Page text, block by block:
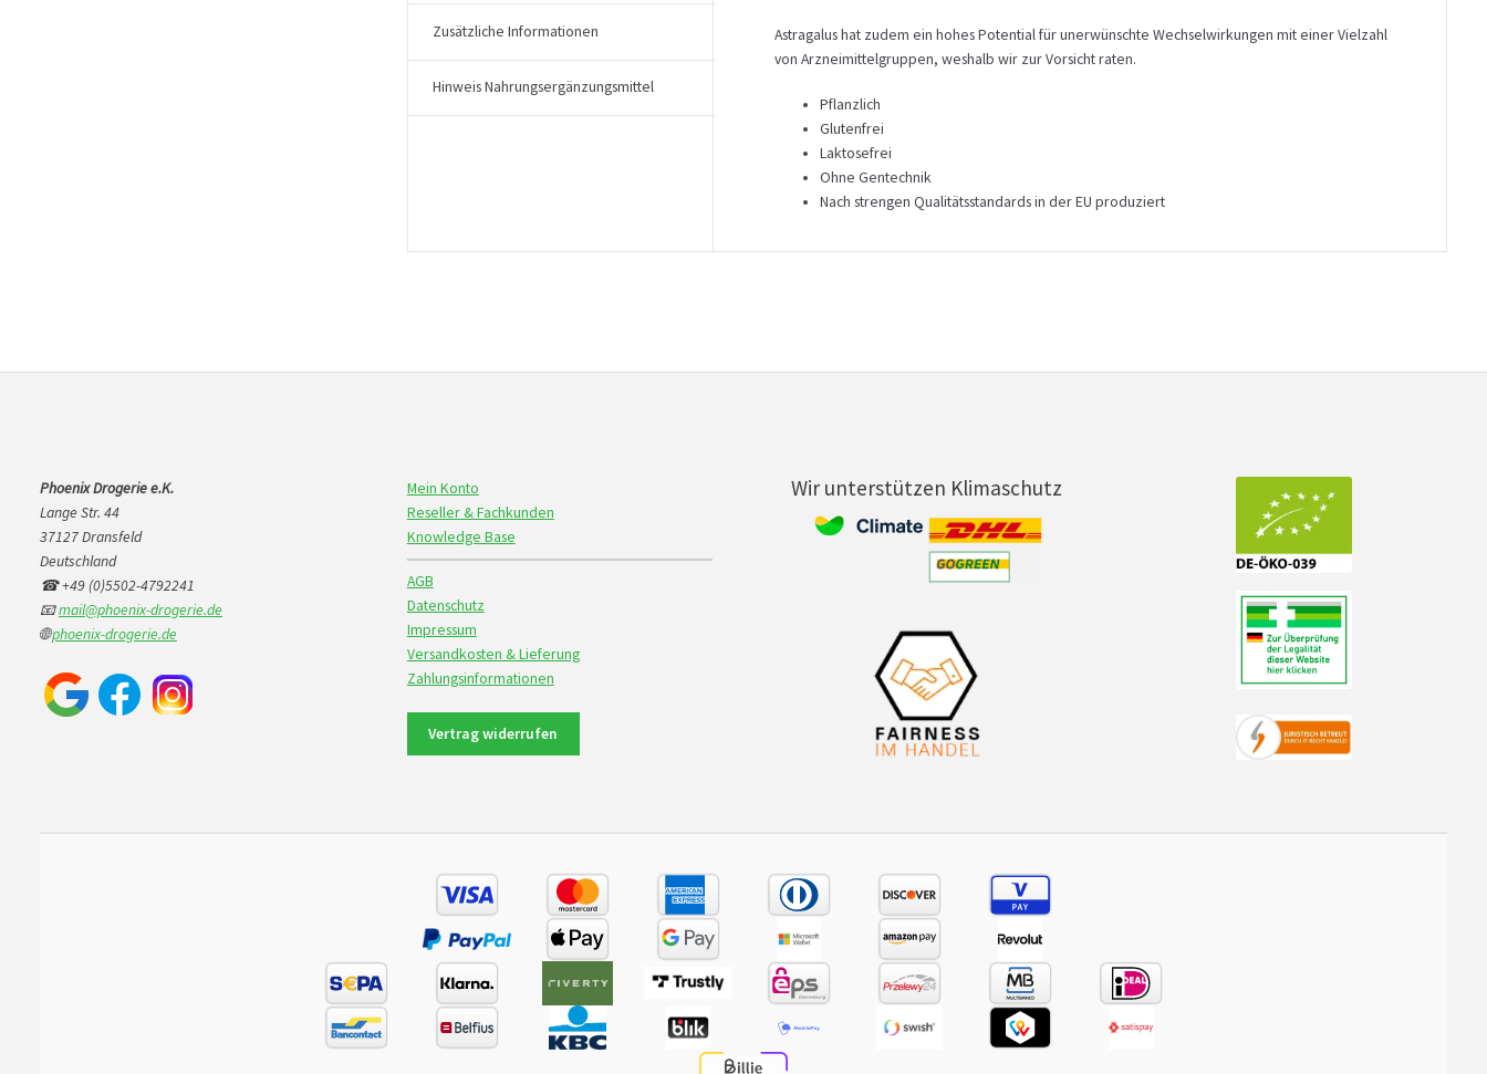
Zusätzliche Informationen
Hinweis Nahrungsergänzungsmittel
Astragalus hat zudem ein hohes Potential für unerwünschte Wechselwirkungen mit einer Vielzahl
von Arzneimittelgruppen, weshalb wir zur Vorsicht raten.
Pflanzlich
Glutenfrei
Laktosefrei
Ohne Gentechnik
Nach strengen Qualitätsstandards in der EU produziert
Phoenix Drogerie e.K.
Lange Str. 44
37127 Dransfeld
Deutschland
☎ +49 (0)5502-4792241
📧mail@phoenix-drogerie.de
🌐phoenix-drogerie.de
Mein Konto
Reseller & Fachkunden
Knowledge Base
AGB
Datenschutz
Impressum
Versandkosten & Lieferung
Zahlungsinformationen
Vertrag widerrufen
Wir unterstützen Klimaschutz